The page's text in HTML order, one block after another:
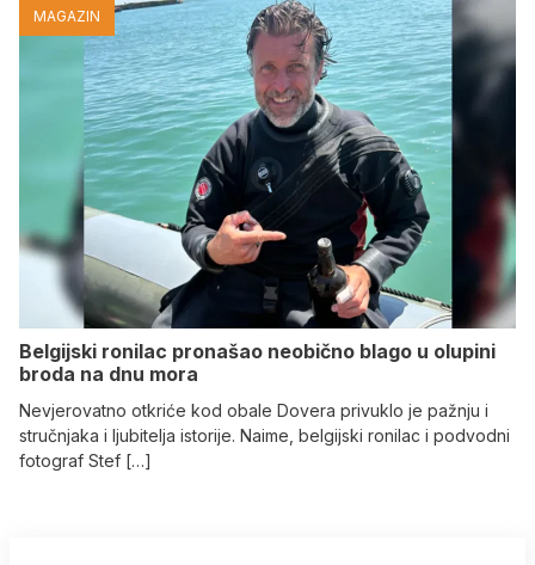
MAGAZIN
Belgijski ronilac pronašao neobično blago u olupini
broda na dnu mora
Nevjerovatno otkriće kod obale Dovera privuklo je pažnju i
stručnjaka i ljubitelja istorije. Naime, belgijski ronilac i podvodni
fotograf Stef […]